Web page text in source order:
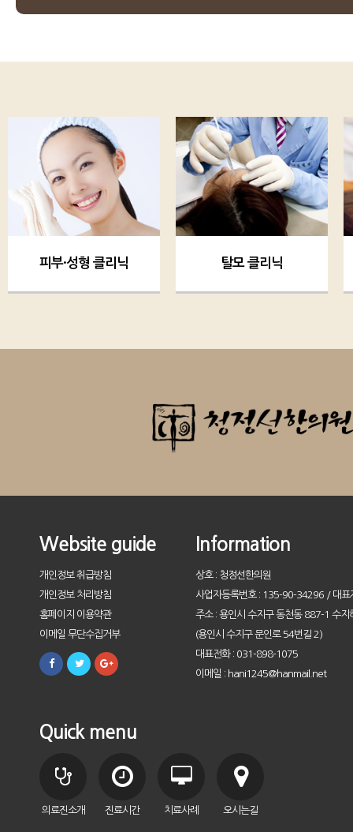
피부·성형 클리닉 탈모 클리닉
Website guide
개인정보 취급방침
개인정보 처리방침
홈페이지 이용약관
이메일 무단수집거부
Information
상호 : 청정선한의원
사업자등록번호 : 135-90-34296 / 대표
주소 : 용인시 수지구 동천동 887-1 수지
(용인시 수지구 문인로 54번길 2)
대표전화 : 031-898-1075
이메일 : hani1245@hanmail.net
Quick menu
의료진소개 진료시간 치료사례 오시는길